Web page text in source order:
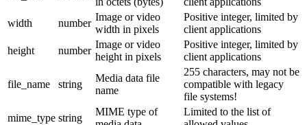
width
number
Image or video
width in pixels
Positive integer, limited by
client applications
height
number
Image or video
height in pixels
Positive integer, limited by
client applications
file_name string
Media data file
name
255 characters, may not be
compatible with legacy
file systems!
mime_type string
MIME type of
Limited to the list of